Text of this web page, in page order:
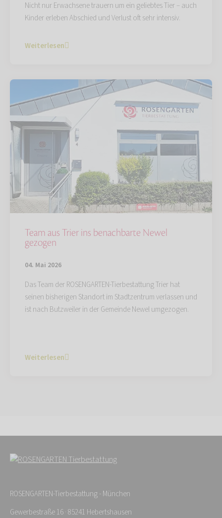
Nicht nur Erwachsene trauern um ein geliebtes Tier – auch
Kinder erleben Abschied und Verlust oft sehr intensiv.
Weiterlesen
Team aus Trier ins benachbarte Newel
gezogen
04. Mai 2026
Das Team der ROSENGARTEN-Tierbestattung Trier hat
seinen bisherigen Standort im Stadtzentrum verlassen und
ist nach Butzweiler in der Gemeinde Newel umgezogen.
Weiterlesen
ROSENGARTEN-Tierbestattung - München
Gewerbestraße 16 · 85241 Hebertshausen